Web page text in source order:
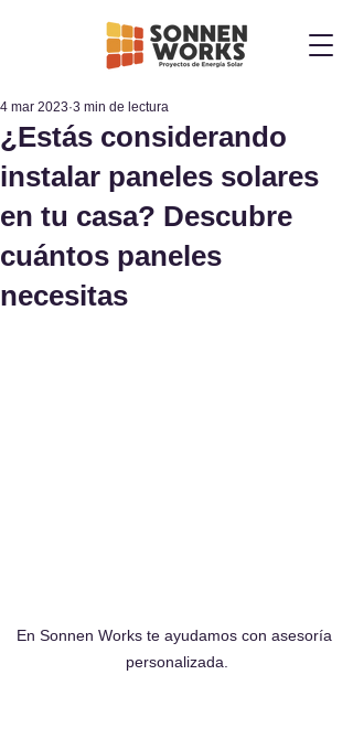
¿Estás considerando
instalar paneles solares
en tu casa? Descubre
cuántos paneles
necesitas
4 mar 2023 3 min de lectura
En Sonnen Works te ayudamos con asesoría
personalizada.